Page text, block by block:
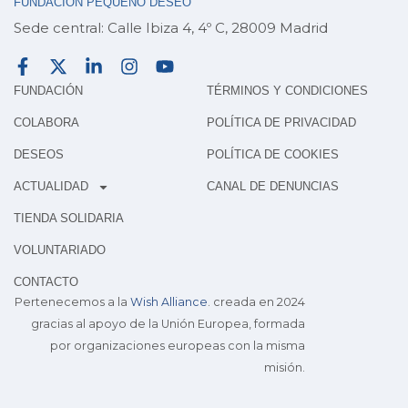
Sede central: Calle Ibiza 4, 4º C, 28009 Madrid
FUNDACIÓN
COLABORA
DESEOS
ACTUALIDAD
TIENDA SOLIDARIA
VOLUNTARIADO
CONTACTO
TÉRMINOS Y CONDICIONES
POLÍTICA DE PRIVACIDAD
POLÍTICA DE COOKIES
CANAL DE DENUNCIAS
Pertenecemos a la Wish Alliance. creada en 2024
gracias al apoyo de la Unión Europea, formada
por organizaciones europeas con la misma
misión.